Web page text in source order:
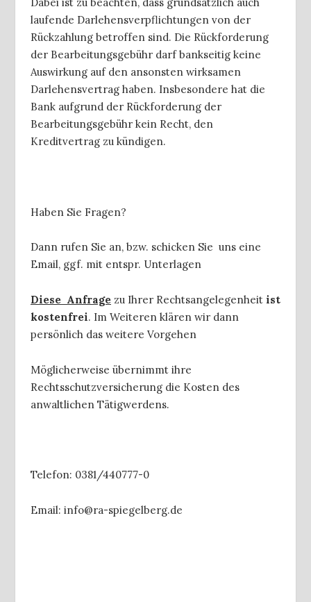
Dabei ist zu beachten, dass grundsätzlich auch
laufende Darlehensverpflichtungen von der
Rückzahlung betroffen sind. Die Rückforderung
der Bearbeitungsgebühr darf bankseitig keine
Auswirkung auf den ansonsten wirksamen
Darlehensvertrag haben. Insbesondere hat die
Bank aufgrund der Rückforderung der
Bearbeitungsgebühr kein Recht, den
Kreditvertrag zu kündigen.
Haben Sie Fragen?
Dann rufen Sie an, bzw. schicken Sie uns eine
Email, ggf. mit entspr. Unterlagen
Diese Anfrage zu Ihrer Rechtsangelegenheit ist
kostenfrei. Im Weiteren klären wir dann
persönlich das weitere Vorgehen
Möglicherweise übernimmt ihre
Rechtsschutzversicherung die Kosten des
anwaltlichen Tätigwerdens.
Telefon: 0381/440777-0
Email: info@ra-spiegelberg.de